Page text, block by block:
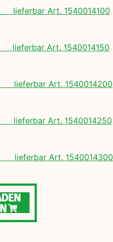
lieferbar Art. 1540014100
lieferbar Art. 1540014150
lieferbar Art. 1540014200
lieferbar Art. 1540014250
lieferbar Art. 1540014300